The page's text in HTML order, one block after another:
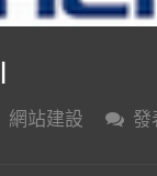
網站建設
發